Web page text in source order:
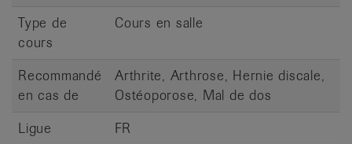
Type de
cours
Cours en salle
Recommandé
en cas de
Arthrite, Arthrose, Hernie discale,
Ostéoporose, Mal de dos
Ligue
FR